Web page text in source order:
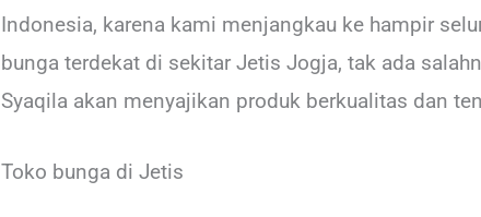
Indonesia, karena kami menjangkau ke hampir
bunga terdekat di sekitar Jetis Jogja, tak ada
Syaqila akan menyajikan produk berkualitas dan
Toko bunga di Jetis